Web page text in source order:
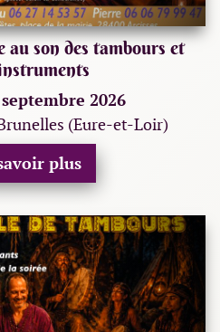
au son des tambours et
2026
(Eure-et-Loir)
plus